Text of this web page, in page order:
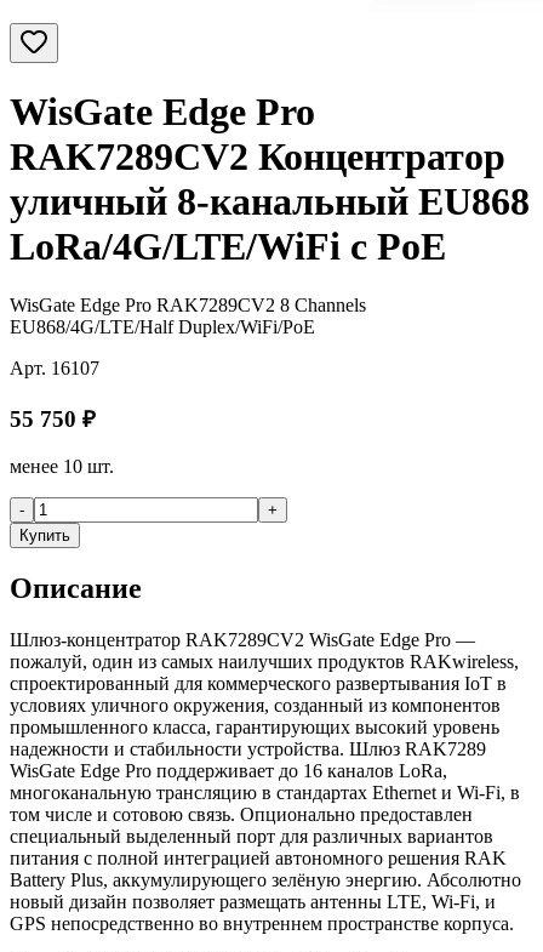
WisGate Edge Pro
RAK7289CV2 Концентратор
уличный 8-канальный EU868
LoRa/4G/LTE/WiFi с PoE
WisGate Edge Pro RAK7289CV2 8 Channels
EU868/4G/LTE/Half Duplex/WiFi/PoE
Арт. 16107
55 750 ₽
менее 10 шт.
-
+
Купить
Описание
Шлюз-концентратор RAK7289CV2 WisGate Edge Pro —
пожалуй, один из самых наилучших продуктов RAKwireless,
спроектированный для коммерческого развертывания IoT в
условиях уличного окружения, созданный из компонентов
промышленного класса, гарантирующих высокий уровень
надежности и стабильности устройства. Шлюз RAK7289
WisGate Edge Pro поддерживает до 16 каналов LoRa,
многоканальную трансляцию в стандартах Ethernet и Wi-Fi, в
том числе и сотовою связь. Опционально предоставлен
специальный выделенный порт для различных вариантов
питания с полной интеграцией автономного решения RAK
Battery Plus, аккумулирующего зелёную энергию. Абсолютно
новый дизайн позволяет размещать антенны LTE, Wi-Fi, и
GPS непосредственно во внутреннем пространстве корпуса.